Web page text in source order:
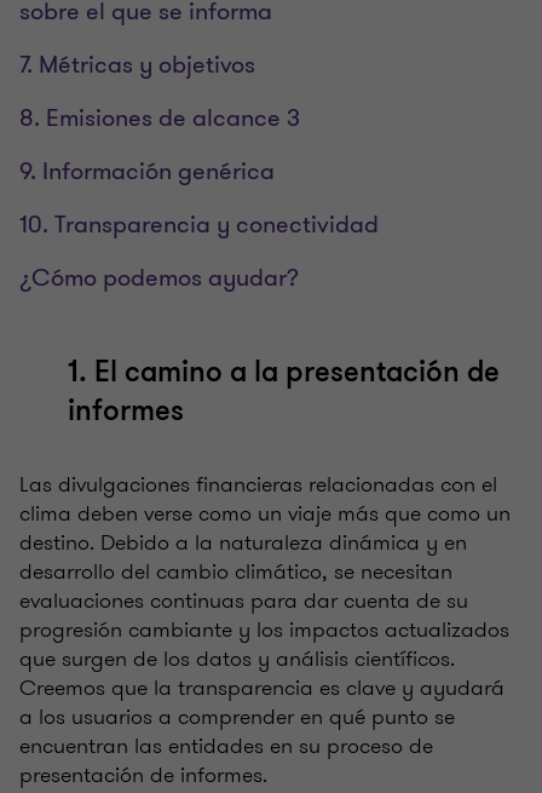
sobre el que se informa
7. Métricas y objetivos
8. Emisiones de alcance 3
9. Información genérica
10. Transparencia y conectividad
¿Cómo podemos ayudar?
1. El camino a la presentación de
informes
Las divulgaciones financieras relacionadas con el
clima deben verse como un viaje más que como un
destino. Debido a la naturaleza dinámica y en
desarrollo del cambio climático, se necesitan
evaluaciones continuas para dar cuenta de su
progresión cambiante y los impactos actualizados
que surgen de los datos y análisis científicos.
Creemos que la transparencia es clave y ayudará
a los usuarios a comprender en qué punto se
encuentran las entidades en su proceso de
presentación de informes.